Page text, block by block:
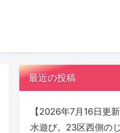
最近の投稿
【2026年7月16日更
水遊び。23区西側の